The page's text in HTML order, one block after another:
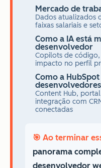
Mercado de
Dados atualizados
faixas salariais e
Como a IA está
desenvolvedor
Copilots de
impacto no perfil
Como a
Content Hub,
integração com
conectadas
🎯 Ao terminar
panorama
desenvolvedor